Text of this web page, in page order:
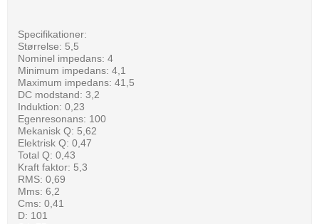
Specifikationer:
Størrelse: 5,5
Nominel impedans: 4
Minimum impedans: 4,1
Maximum impedans: 41,5
DC modstand: 3,2
Induktion: 0,23
Egenresonans: 100
Mekanisk Q: 5,62
Elektrisk Q: 0,47
Total Q: 0,43
Kraft faktor: 5,3
RMS: 0,69
Mms: 6,2
Cms: 0,41
D: 101